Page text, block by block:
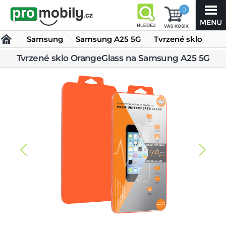
0
Samsung
Samsung A25 5G
Tvrzená skla Samsung A25 5G
Tvrzené sklo
OrangeGlass na
Tvrzené sklo OrangeGlass na Samsung A25 5G